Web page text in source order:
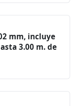
mm, incluye
3.00 m. de